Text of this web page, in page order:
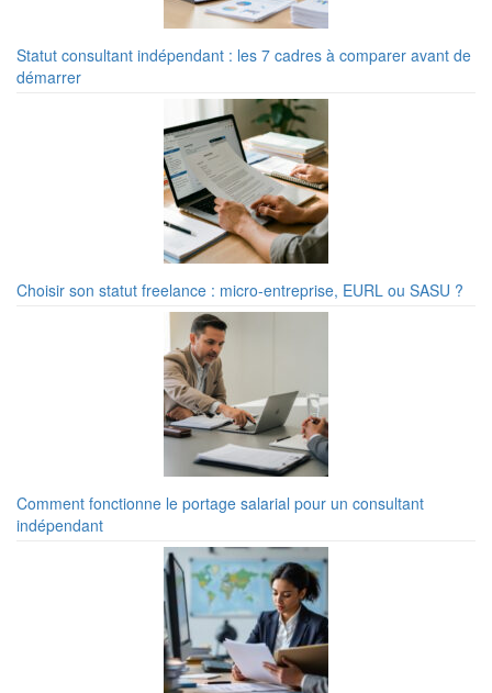
Statut consultant indépendant : les 7 cadres à comparer avant de
démarrer
Choisir son statut freelance : micro-entreprise, EURL ou SASU ?
Comment fonctionne le portage salarial pour un consultant
indépendant